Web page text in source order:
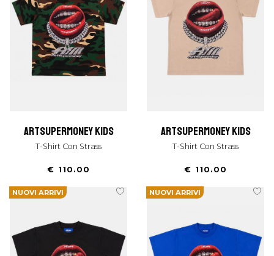
artsupermoney kids
T-Shirt Con Strass
€ 110.00
artsupermoney kids
T-Shirt Con Strass
€ 110.00
NUOVI ARRIVI NUOVI ARRIVI